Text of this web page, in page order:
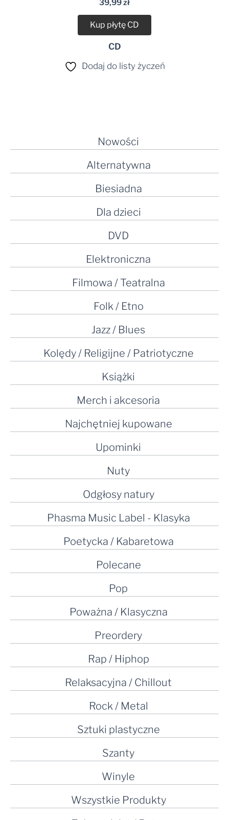
Nowości
Alternatywna
Biesiadna
Dla dzieci
DVD
Elektroniczna
Filmowa / Teatralna
Folk / Etno
Jazz / Blues
Kolędy / Religijne / Patriotyczne
Książki
Merch i akcesoria
Najchętniej kupowane
Upominki
Nuty
Odgłosy natury
Phasma Music Label - Klasyka
Poetycka / Kabaretowa
Polecane
Pop
Poważna / Klasyczna
Preordery
Rap / Hiphop
Relaksacyjna / Chillout
Rock / Metal
Sztuki plastyczne
Szanty
Winyle
Wszystkie Produkty
39,99zł
Kup płytę CD
CD
Dodaj do listy życzeń